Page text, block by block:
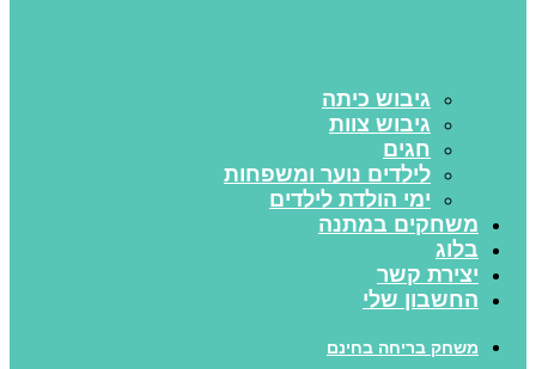
גיבוש כיתה
גיבוש צוות
חגים
לילדים נוער ומשפחות
ימי הולדת לילדים
משחקים במתנה
בלוג
יצירת קשר
החשבון שלי
משחק בריחה בחינם